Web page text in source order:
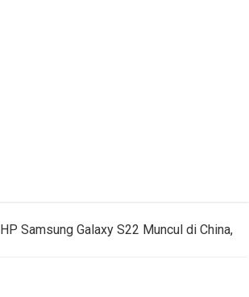
HP Samsung Galaxy S22 Muncul di China,